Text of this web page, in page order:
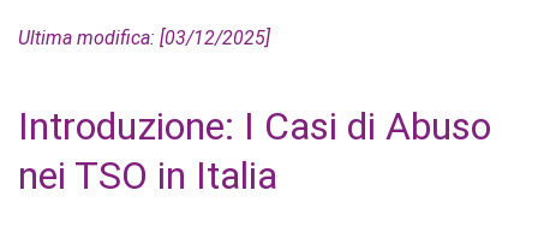
Ultima modifica: [03/12/2025]
Introduzione: I Casi di Abuso
nei TSO in Italia